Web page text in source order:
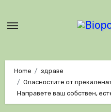
Home
здраве
Опасностите от
Направете ваш собствен,